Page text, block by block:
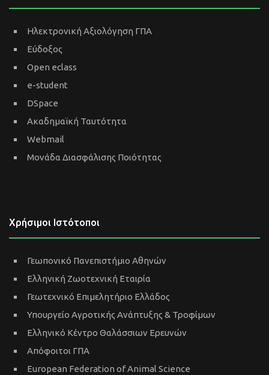
Ηλεκτρονική Αξιολόγηση ΓΠΑ
Εύδοξος
Open eclass
e-student
DSpace
Ακαδημαϊκή Ταυτότητα
Webmail
Μονάδα Διασφάλισης Ποιότητας
Χρήσιμοι Ιστότοποι
Γεωπονικό Πανεπιστήμιο Αθηνών
Ελληνική Ζωοτεχνική Εταιρία
Γεωτεχνικό Επιμελητήριο Ελλάδος
Υπουργείο Αγροτικής Ανάπτυξης & Τροφίμων
Ελληνικό Κέντρο Θαλάσσιων Ερευνών
Απόφοιτοι ΓΠΑ
European Federation of Animal Science